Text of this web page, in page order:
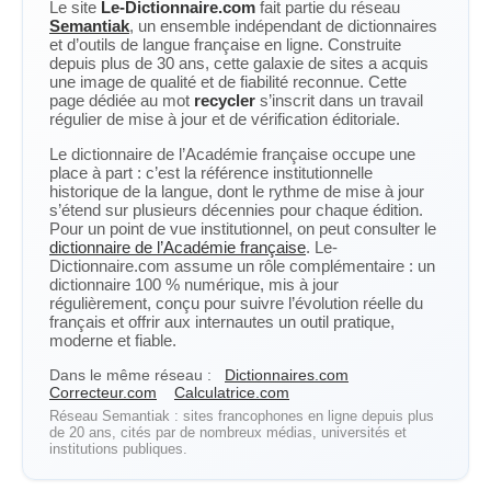
Le site Le-Dictionnaire.com fait partie du réseau
Semantiak, un ensemble indépendant de dictionnaires
et d’outils de langue française en ligne. Construite
depuis plus de 30 ans, cette galaxie de sites a acquis
une image de qualité et de fiabilité reconnue. Cette
page dédiée au mot recycler s’inscrit dans un travail
régulier de mise à jour et de vérification éditoriale.
Le dictionnaire de l’Académie française occupe une
place à part : c’est la référence institutionnelle
historique de la langue, dont le rythme de mise à jour
s’étend sur plusieurs décennies pour chaque édition.
Pour un point de vue institutionnel, on peut consulter le
dictionnaire de l’Académie française. Le-
Dictionnaire.com assume un rôle complémentaire : un
dictionnaire 100 % numérique, mis à jour
régulièrement, conçu pour suivre l’évolution réelle du
français et offrir aux internautes un outil pratique,
moderne et fiable.
Dans le même réseau :
Dictionnaires.com
Correcteur.com
Calculatrice.com
Réseau Semantiak : sites francophones en ligne depuis plus
de 20 ans, cités par de nombreux médias, universités et
institutions publiques.